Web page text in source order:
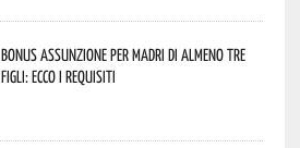
Bonus assunzione per madri di almeno tre
figli: ecco i requisiti